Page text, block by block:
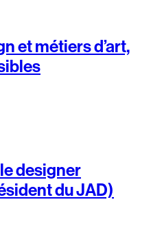
et métiers d’art,
designer
du JAD)